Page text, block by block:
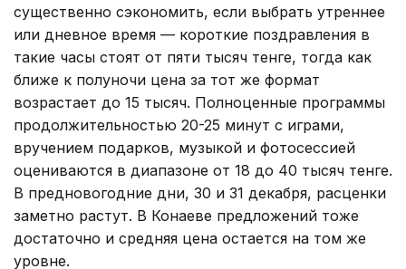
существенно сэкономить, если выбрать утреннее
или дневное время — короткие поздравления в
такие часы стоят от пяти тысяч тенге, тогда как
ближе к полуночи цена за тот же формат
возрастает до 15 тысяч. Полноценные программы
продолжительностью 20-25 минут с играми,
вручением подарков, музыкой и фотосессией
оцениваются в диапазоне от 18 до 40 тысяч тенге.
В предновогодние дни, 30 и 31 декабря, расценки
заметно растут. В Конаеве предложений тоже
достаточно и средняя цена остается на том же
уровне.